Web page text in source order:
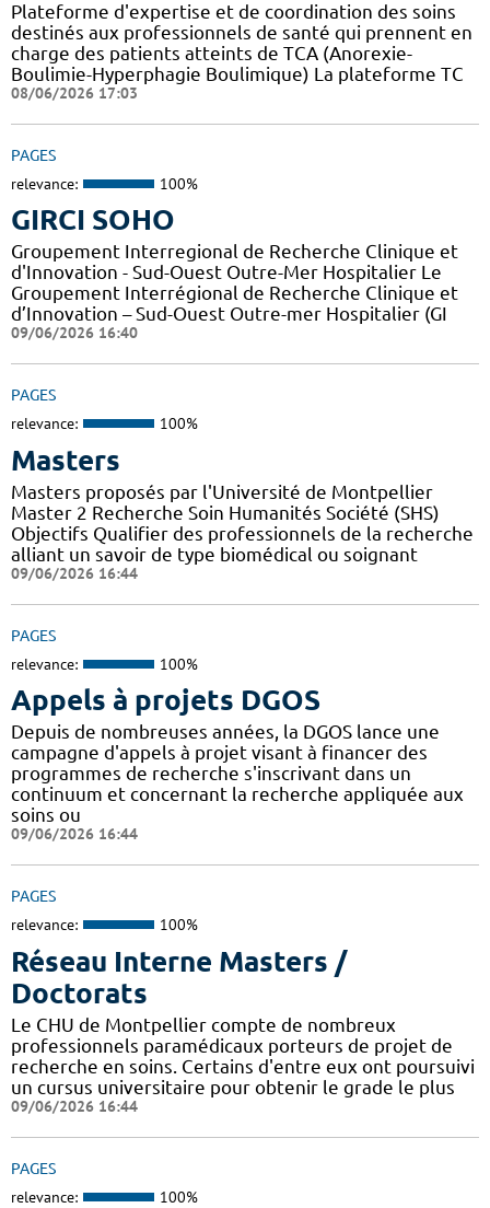
Plateforme d'expertise et de coordination des soins
destinés aux professionnels de santé qui prennent en
charge des patients atteints de TCA (Anorexie-
Boulimie-Hyperphagie Boulimique) La plateforme TC
08/06/2026 17:03
PAGES
relevance: 100%
GIRCI SOHO
Groupement Interregional de Recherche Clinique et
d'Innovation - Sud-Ouest Outre-Mer Hospitalier Le
Groupement Interrégional de Recherche Clinique et
d’Innovation – Sud-Ouest Outre-mer Hospitalier (GI
09/06/2026 16:40
PAGES
relevance: 100%
Masters
Masters proposés par l'Université de Montpellier
Master 2 Recherche Soin Humanités Société (SHS)
Objectifs Qualifier des professionnels de la recherche
alliant un savoir de type biomédical ou soignant
09/06/2026 16:44
PAGES
relevance: 100%
Appels à projets DGOS
Depuis de nombreuses années, la DGOS lance une
campagne d'appels à projet visant à financer des
programmes de recherche s'inscrivant dans un
continuum et concernant la recherche appliquée aux
soins ou
09/06/2026 16:44
PAGES
relevance: 100%
Réseau Interne Masters /
Doctorats
Le CHU de Montpellier compte de nombreux
professionnels paramédicaux porteurs de projet de
recherche en soins. Certains d'entre eux ont poursuivi
un cursus universitaire pour obtenir le grade le plus
09/06/2026 16:44
PAGES
relevance: 100%